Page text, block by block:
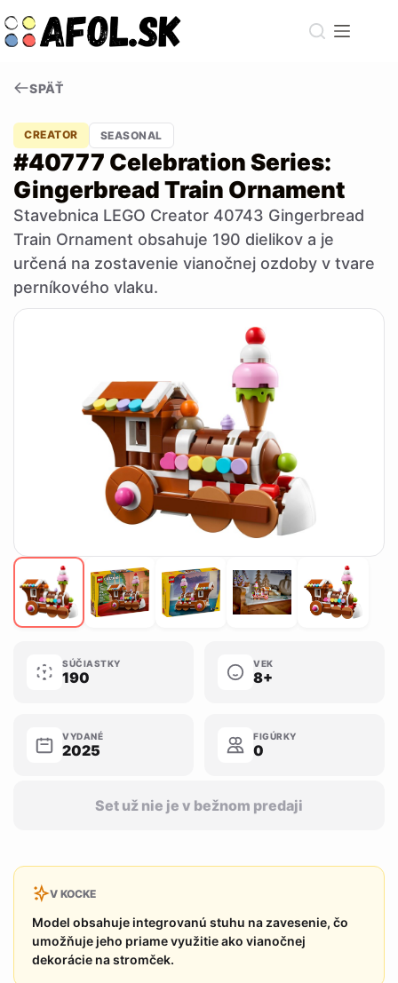
to
content
SPÄŤ
CREATOR SEASONAL
#40777 Celebration Series:
Gingerbread Train Ornament
Stavebnica LEGO Creator 40743 Gingerbread
Train Ornament obsahuje 190 dielikov a je
určená na zostavenie vianočnej ozdoby v tvare
perníkového vlaku.
SÚČIASTKY
190
VEK
8+
VYDANÉ
2025
FIGÚRKY
0
Set už nie je v bežnom predaji
V KOCKE
Model obsahuje integrovanú stuhu na zavesenie, čo
umožňuje jeho priame využitie ako vianočnej
dekorácie na stromček.